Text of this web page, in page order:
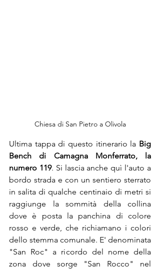
Chiesa di San Pietro a Olivola
Ultima tappa di questo itinerario la Big
Bench di Camagna Monferrato, la
numero 119. Si lascia anche quì l'auto a
bordo strada e con un sentiero sterrato
in salita di qualche centinaio di metri si
raggiunge la sommità della collina
dove è posta la panchina di colore
rosso e verde, che richiamano i colori
dello stemma comunale. E' denominata
"San Roc" a ricordo del nome della
zona dove sorge "San Rocco" nel